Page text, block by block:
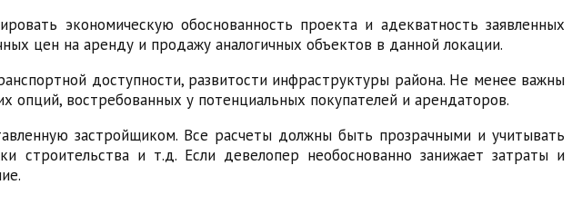
экономическую обоснованность проекта и адекватность заявленных
цен на аренду и продажу аналогичных объектов в данной локации.
доступности, развитости инфраструктуры района. Не менее важны
востребованных у потенциальных покупателей и арендаторов.
застройщиком. Все расчеты должны быть прозрачными и учитывать
строительства и т.д. Если девелопер необоснованно занижает затраты и